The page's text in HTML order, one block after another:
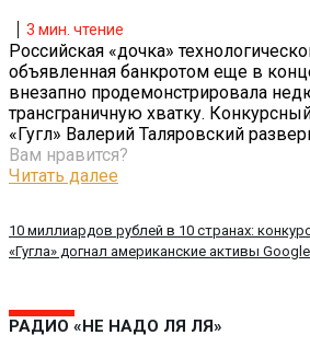
10 миллиардов рублей в 10 странах:
«Гугла» догнал американские активы Google
3 мин. чтение
Российская «дочка»
объявленная банкротом еще в
внезапно продемонстрировала
трансграничную хватку.
«Гугл» Валерий Таляровский
Вам нравится?
Читать далее
РАДИО «НЕ НАДО ЛЯ ЛЯ»